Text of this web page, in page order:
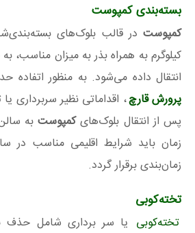
بسته‌بندی کمپوست
کمپوست
کیلوگرم به همراه بذر به میزان مناسب، به
انتقال داده می‌شود. به‌ منظور اتفاده
پرورش قارچ
پس از انتقال بلوک‌هایکمپوستبه
زمان باید شرایط اقلیمی مناسب
زمان‌بندی برقرار گردد.
تخته‌کوبی
تخته‌کوبی یا سر برداری شامل حذف